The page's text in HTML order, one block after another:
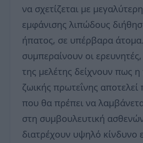
να σχετίζεται με
εμφάνισης λιπώδους
ήπατος, σε υπέρβαρα
συμπεραίνουν οι
της μελέτης δείχνουν πως
ζωικής πρωτεΐνης
που θα πρέπει να
στη συμβουλευτική
διατρέχουν υψηλό κίνδυνο